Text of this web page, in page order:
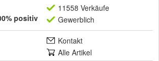
positiv
11558 Verkäufe
Gewerblich
Kontakt
Alle Artikel